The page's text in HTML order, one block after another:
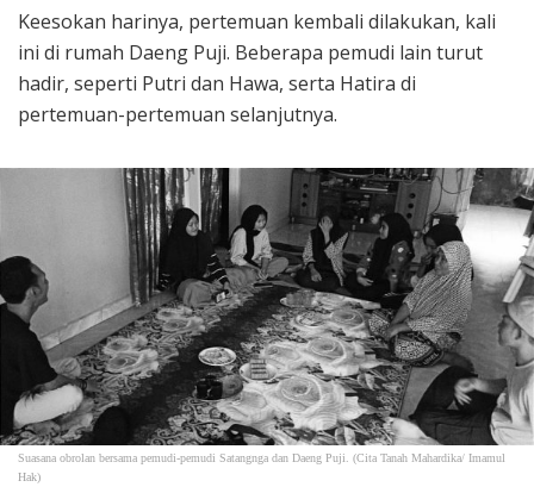
Keesokan harinya, pertemuan kembali dilakukan, kali
ini di rumah Daeng Puji. Beberapa pemudi lain turut
hadir, seperti Putri dan Hawa, serta Hatira di
pertemuan-pertemuan selanjutnya.
Suasana obrolan bersama pemudi-pemudi Satangnga dan Daeng Puji. (Cita Tanah Mahardika/ Imamul
Hak)